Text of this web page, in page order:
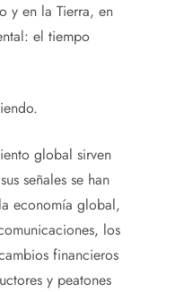
y en la Tierra, en
el tiempo
global sirven
señales se han
economía global,
los
financieros
y peatones